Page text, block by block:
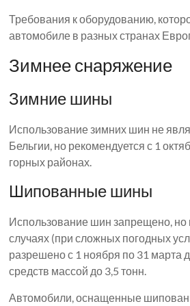
Требования к оборудованию,
автомобиле в разных странах
Зимнее снаряжение
Зимние шины
Использование зимних шин не
Бельгии, но рекомендуется с 1
горных районах.
Шипованные шины
Использование шин запрещено, но
случаях (при сложных погодных
разрешено с 1 ноября по 31 марта
средств массой до 3,5 тонн.
Автомобили, оснащенные